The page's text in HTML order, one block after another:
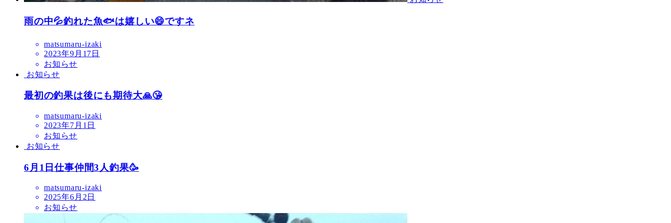
雨の中💦釣れた魚🐟は嬉しい😄ですネ
matsumaru-izaki
2023年9月17日
お知らせ
お知らせ
最初の釣果は後にも期待大🙏😘
matsumaru-izaki
2023年7月1日
お知らせ
お知らせ
6月1日仕事仲間3人釣果🥳
matsumaru-izaki
2025年6月2日
お知らせ